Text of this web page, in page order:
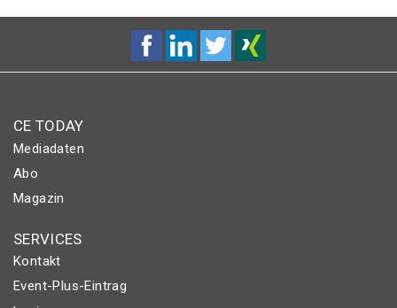
CE TODAY
Mediadaten
Abo
Magazin
SERVICES
Kontakt
Event-Plus-Eintrag